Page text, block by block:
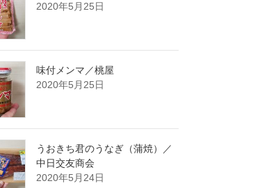
2020年5月25日
味付メンマ／桃屋
2020年5月25日
うおきち君のうなぎ（蒲焼）／
中日交友商会
2020年5月24日